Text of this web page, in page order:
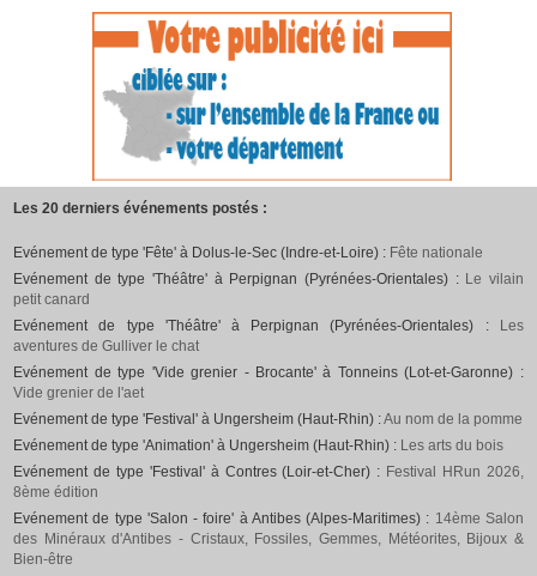
Les 20 derniers événements postés :
Evénement de type 'Fête' à Dolus-le-Sec (Indre-et-Loire) : Fête nationale
Evénement de type 'Théâtre' à Perpignan (Pyrénées-Orientales) : Le vilain
petit canard
Evénement de type 'Théâtre' à Perpignan (Pyrénées-Orientales) :
Les
aventures de Gulliver le chat
Evénement de type 'Vide grenier - Brocante' à Tonneins (Lot-et-Garonne) :
Vide grenier de l'aet
Evénement de type 'Festival' à Ungersheim (Haut-Rhin) :Au nom de la pomme
Evénement de type 'Animation' à Ungersheim (Haut-Rhin) : Les arts du bois
Evénement de type 'Festival' à Contres (Loir-et-Cher) : Festival HRun 2026,
8ème édition
Evénement de type 'Salon - foire' à Antibes (Alpes-Maritimes) : 14ème Salon
des Minéraux d'Antibes - Cristaux, Fossiles, Gemmes, Météorites, Bijoux &
Bien-être